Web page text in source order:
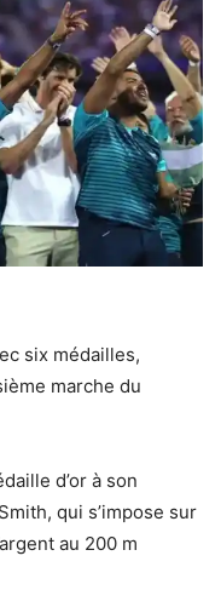
six médailles,
marche du
d’or à son
qui s’impose sur
au 200 m